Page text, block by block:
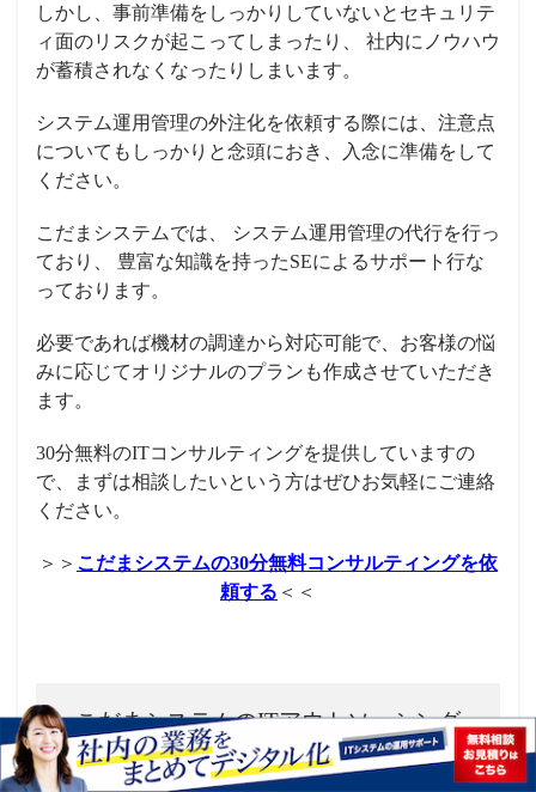
しかし、事前準備をしっかりしていないと セキュリテ
ィ面のリスクが起こってしまったり、 社内にノウハウ
が蓄積されなくなったりしまいます。
システム運用管理の外注化を依頼する際には、注意点
についてもしっかりと念頭におき、入念に準備をして
ください。
こだまシステムでは、 システム運用管理の代行を行っ
ており、 豊富な知識を持ったSEによるサポート行な
っております。
必要であれば機材の調達から対応可能で、お客様の悩
みに応じてオリジナルのプランも作成させていただき
ます。
30分無料のITコンサルティングを提供していますの
で、まずは相談したいという方はぜひお気軽にご連絡
ください。
＞＞ こだまシステムの30分無料コンサルティングを依
頼する ＜＜
こだまシステムのITアウトソーシング
「IT無双」